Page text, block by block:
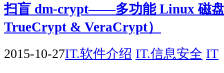
扫盲 dm-crypt——多功能 Linux 磁
TrueCrypt & VeraCrypt）
2015-10-27IT.软件介绍 IT.信息安全 IT